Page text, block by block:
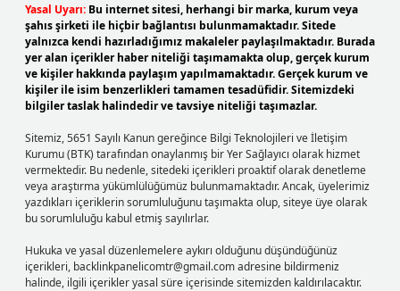
Yasal Uyarı: Bu internet sitesi, herhangi bir marka, kurum veya
şahıs şirketi ile hiçbir bağlantısı bulunmamaktadır. Sitede
yalnızca kendi hazırladığımız makaleler paylaşılmaktadır. Burada
yer alan içerikler haber niteliği taşımamakta olup, gerçek kurum
ve kişiler hakkında paylaşım yapılmamaktadır. Gerçek kurum ve
kişiler ile isim benzerlikleri tamamen tesadüfidir. Sitemizdeki
bilgiler taslak halindedir ve tavsiye niteliği taşımazlar.
Sitemiz, 5651 Sayılı Kanun gereğince Bilgi Teknolojileri ve İletişim
Kurumu (BTK) tarafından onaylanmış bir Yer Sağlayıcı olarak hizmet
vermektedir. Bu nedenle, sitedeki içerikleri proaktif olarak denetleme
veya araştırma yükümlülüğümüz bulunmamaktadır. Ancak, üyelerimiz
yazdıkları içeriklerin sorumluluğunu taşımakta olup, siteye üye olarak
bu sorumluluğu kabul etmiş sayılırlar.
Hukuka ve yasal düzenlemelere aykırı olduğunu düşündüğünüz
içerikleri, backlinkpanelicomtr@gmail.comadresine bildirmeniz
halinde, ilgili içerikler yasal süre içerisinde sitemizden kaldırılacaktır.